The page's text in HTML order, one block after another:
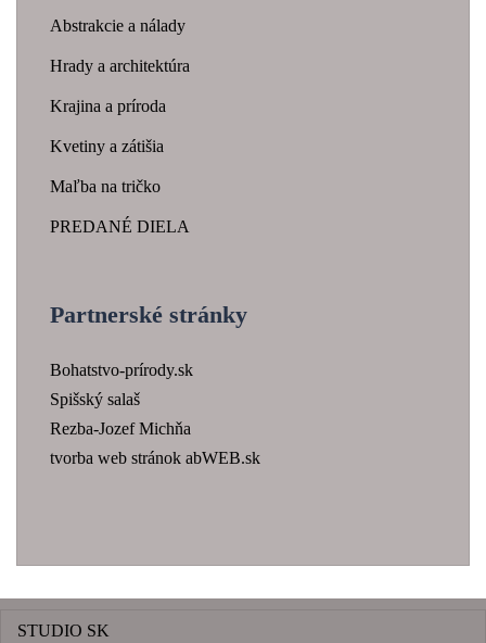
Abstrakcie a nálady
Hrady a architektúra
Krajina a príroda
Kvetiny a zátišia
Maľba na tričko
PREDANÉ DIELA
Partnerské stránky
Bohatstvo-prírody.sk
Spišský salaš
Rezba-Jozef Michňa
tvorba web stránok abWEB.sk
STUDIO SK